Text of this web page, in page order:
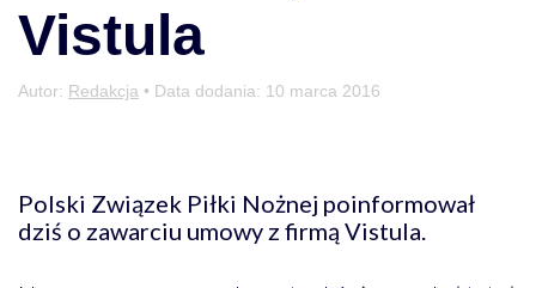
Vistula
Autor: Redakcja • Data dodania: 10 marca 2016
Polski Związek Piłki Nożnej poinformował
dziś o zawarciu umowy z firmą Vistula.